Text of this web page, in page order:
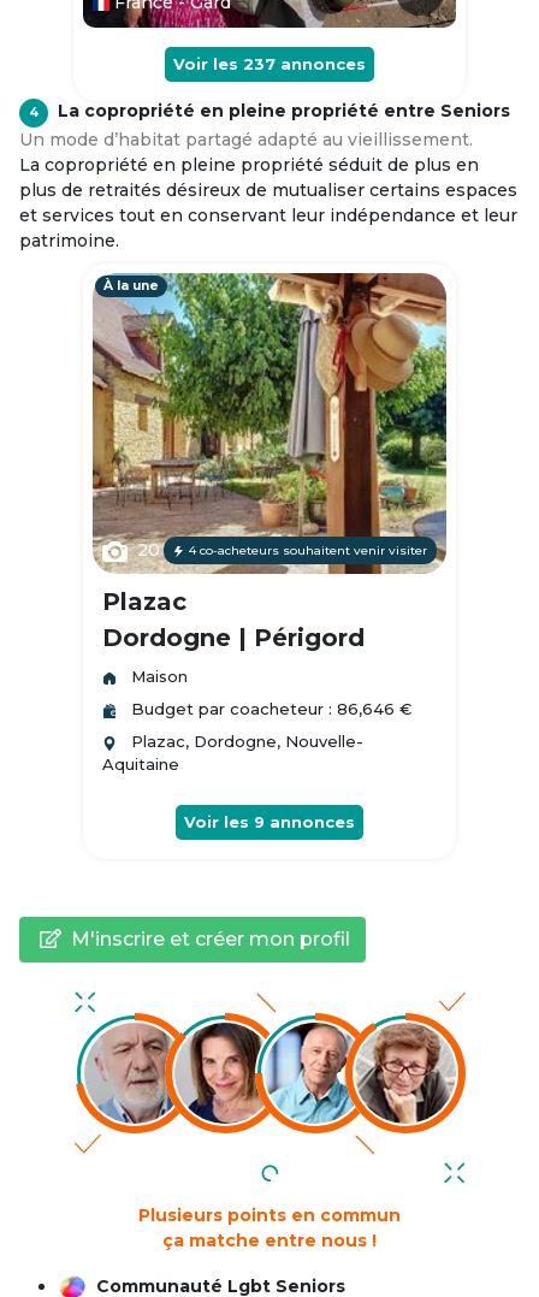
Voir les 237 annonces
4
La copropriété en pleine propriété entre Seniors
Un mode d’habitat partagé adapté au vieillissement.
La copropriété en pleine propriété séduit de plus en
plus de retraités désireux de mutualiser certains espaces
et services tout en conservant leur indépendance et leur
patrimoine.
À la une
20 4 co-acheteurs souhaitent venir visiter
Plazac
Dordogne | Périgord
Maison
Budget par coacheteur : 86,646 €
Plazac, Dordogne, Nouvelle-
Aquitaine
Voir les 9 annonces
M'inscrire et créer mon profil
Plusieurs points en commun
ça matche entre nous !
Communauté Lgbt Seniors